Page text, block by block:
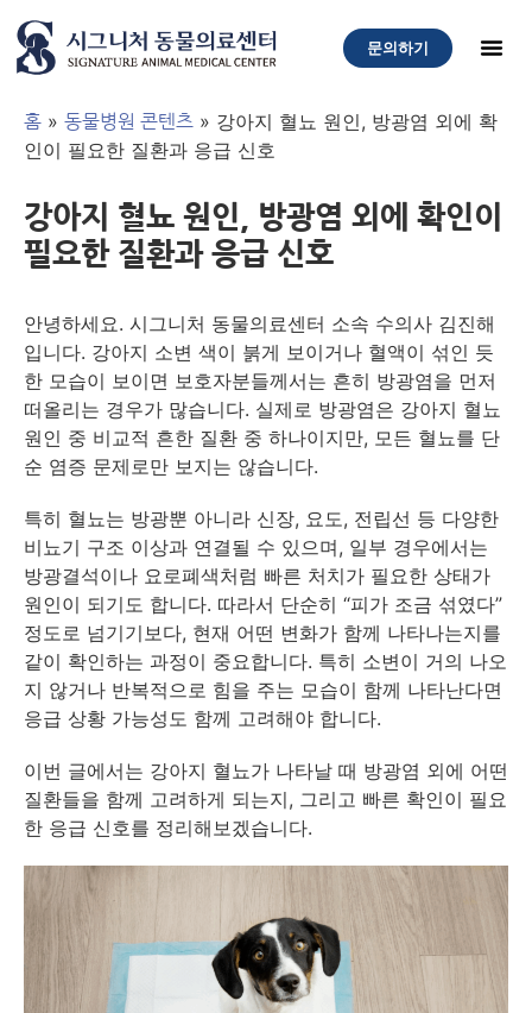
문의하기
홈 » 동물병원 콘텐츠 » 강아지 혈뇨 원인, 방광염 외에 확
인이 필요한 질환과 응급 신호
강아지 혈뇨 원인, 방광염 외에 확인이
필요한 질환과 응급 신호
안녕하세요. 시그니처 동물의료센터 소속 수의사 김진해
입니다. 강아지 소변 색이 붉게 보이거나 혈액이 섞인 듯
한 모습이 보이면 보호자분들께서는 흔히 방광염을 먼저
떠올리는 경우가 많습니다. 실제로 방광염은 강아지 혈뇨
원인 중 비교적 흔한 질환 중 하나이지만, 모든 혈뇨를 단
순 염증 문제로만 보지는 않습니다.
특히 혈뇨는 방광뿐 아니라 신장, 요도, 전립선 등 다양한
비뇨기 구조 이상과 연결될 수 있으며, 일부 경우에서는
방광결석이나 요로폐색처럼 빠른 처치가 필요한 상태가
원인이 되기도 합니다. 따라서 단순히 “피가 조금 섞였다”
정도로 넘기기보다, 현재 어떤 변화가 함께 나타나는지를
같이 확인하는 과정이 중요합니다. 특히 소변이 거의 나오
지 않거나 반복적으로 힘을 주는 모습이 함께 나타난다면
응급 상황 가능성도 함께 고려해야 합니다.
이번 글에서는 강아지 혈뇨가 나타날 때 방광염 외에 어떤
질환들을 함께 고려하게 되는지, 그리고 빠른 확인이 필요
한 응급 신호를 정리해보겠습니다.